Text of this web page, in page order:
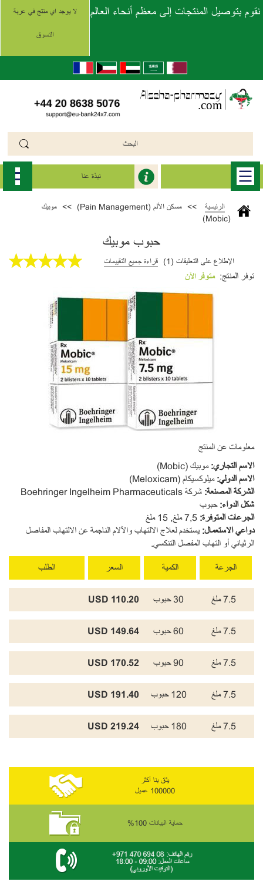
لا يوجد اي منتج في عربة
التسوق
نقوم بتوصيل المنتجات إلى معظم أنحاء العالم
نبذة عنا
الرئيسية >> مسكن الألم (Pain Management) >> موبيك
(Mobic)
حبوب موبيك
الإطلاع على التعليقات (1) قراءة جميع التقييمات
توفر المنتج: متوفر الآن
معلومات عن المنتج
الاسم التجاري:موبيك (Mobic)
الاسم الدولي:ميلوكسيكام (Meloxicam)
الشركة المصنعة: شركة Boehringer Ingelheim Pharmaceuticals
شكل الدواء:حبوب
الجرعات المتوفرة: 7,5 ملغ, 15 ملغ
دواعي الاستعمال: يستخدم لعلاج الالتهاب واﻵلام الناجمة عن الالتهاب المفاصل
الرثياني أو التهاب المفصل التنكسي.
الجرعة الكمية السعر الطلب
7.5 ملغ 30 حبوب 110.20 USD
7.5 ملغ 60 حبوب 149.64 USD
7.5 ملغ 90 حبوب 170.52 USD
7.5 ملغ 120 حبوب 191.40 USD
7.5 ملغ 180 حبوب 219.24 USD
يثق بنا أكثر
100000 عميل
حماية البيانات 100%